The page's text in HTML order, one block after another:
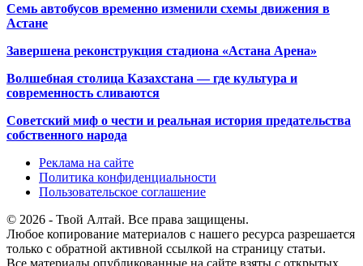
Семь автобусов временно изменили схемы движения в
Астане
Завершена реконструкция стадиона «Астана Арена»
Волшебная столица Казахстана — где культура и
современность сливаются
Советский миф о чести и реальная история предательства
собственного народа
Реклама на сайте
Политика конфиденциальности
Пользовательское соглашение
© 2026 - Твой Алтай. Все права защищены.
Любое копирование материалов с нашего ресурса разрешается
только с обратной активной ссылкой на страницу статьи.
Все материалы опубликованные на сайте взяты с открытых